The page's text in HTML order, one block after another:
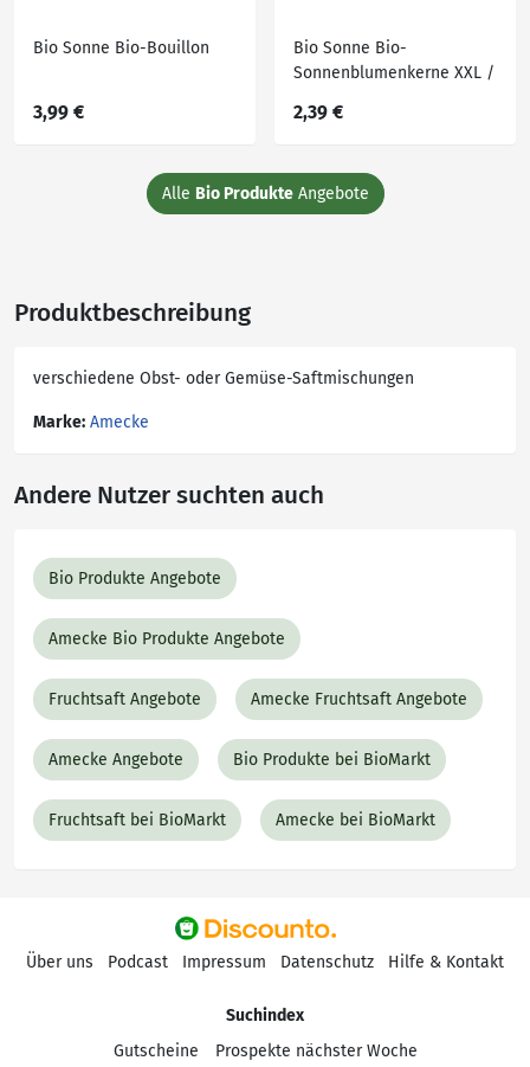
Bio Sonne Bio-Bouillon
3,99 €
Bio Sonne Bio-
Sonnenblumenkerne XXL /
2,39 €
Alle Bio ProdukteAngebote
Produktbeschreibung
verschiedene Obst- oder Gemüse-Saftmischungen
Marke: Amecke
Andere Nutzer suchten auch
Bio Produkte Angebote
Amecke Bio Produkte Angebote
Fruchtsaft Angebote Amecke Fruchtsaft Angebote
Amecke Angebote Bio Produkte bei BioMarkt
Fruchtsaft bei BioMarkt Amecke bei BioMarkt
Über uns Podcast Impressum Datenschutz Hilfe & Kontakt
Suchindex
Gutscheine
Prospekte nächster Woche